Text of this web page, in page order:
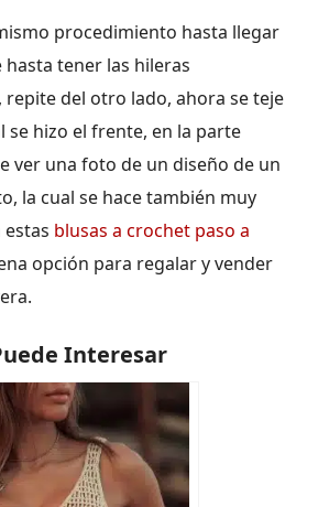
procedimiento hasta llegar
tener las hileras
del otro lado, ahora se teje
se hizo el frente, en la parte
ver una foto de un diseño de un
la cual se hace también muy
blusas a crochet paso a
opción para regalar y vender
Interesar